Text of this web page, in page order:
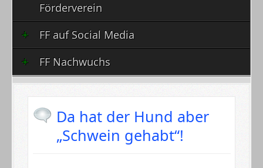
Förderverein
FF auf Social Media
FF Nachwuchs
Da hat der Hund aber
„Schwein gehabt“!